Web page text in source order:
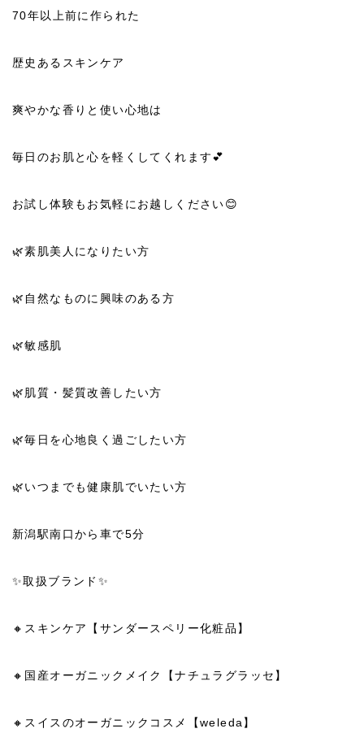
70年以上前に作られた
歴史あるスキンケア
爽やかな香りと使い心地は
毎日のお肌と心を軽くしてくれます💕
お試し体験もお気軽にお越しください😊
🌿素肌美人になりたい方
🌿自然なものに興味のある方
🌿敏感肌
🌿肌質・髪質改善したい方
🌿毎日を心地良く過ごしたい方
🌿いつまでも健康肌でいたい方
新潟駅南口から車で5分
✨取扱ブランド✨
🔸スキンケア【サンダースペリー化粧品】
🔸国産オーガニックメイク【ナチュラグラッセ】
🔸スイスのオーガニックコスメ【weleda】